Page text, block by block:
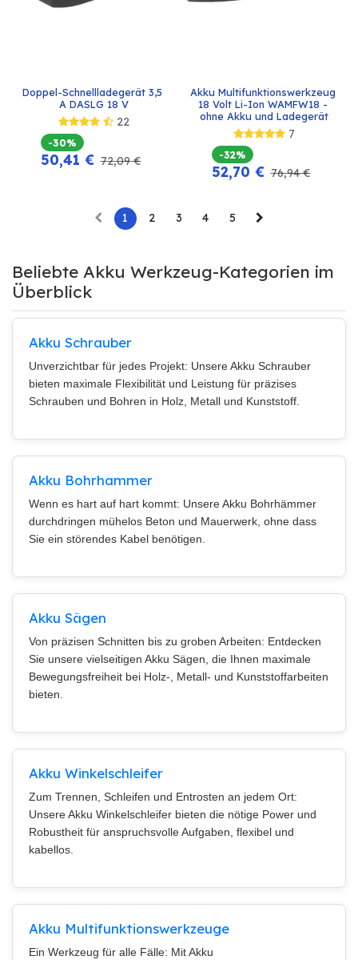
Doppel-Schnellladegerät 3,5
A DASLG 18 V
22
-30%
50,41 € 72,09€
Akku Multifunktionswerkzeug
18 Volt Li-Ion WAMFW18 -
ohne Akku und Ladegerät
7
-32%
52,70 € 76,94€
1 2 3 4 5
Beliebte Akku Werkzeug-Kategorien im
Überblick
Akku Schrauber
Unverzichtbar für jedes Projekt: Unsere Akku Schrauber
bieten maximale Flexibilität und Leistung für präzises
Schrauben und Bohren in Holz, Metall und Kunststoff.
Akku Bohrhammer
Wenn es hart auf hart kommt: Unsere Akku Bohrhämmer
durchdringen mühelos Beton und Mauerwerk, ohne dass
Sie ein störendes Kabel benötigen.
Akku Sägen
Von präzisen Schnitten bis zu groben Arbeiten: Entdecken
Sie unsere vielseitigen Akku Sägen, die Ihnen maximale
Bewegungsfreiheit bei Holz-, Metall- und Kunststoffarbeiten
bieten.
Akku Winkelschleifer
Zum Trennen, Schleifen und Entrosten an jedem Ort:
Unsere Akku Winkelschleifer bieten die nötige Power und
Robustheit für anspruchsvolle Aufgaben, flexibel und
kabellos.
Akku Multifunktionswerkzeuge
Ein Werkzeug für alle Fälle: Mit Akku